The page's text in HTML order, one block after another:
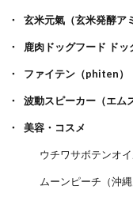
玄米元氣（玄米発酵ア
鹿肉ドッグフード ド
ファイテン（phiten）
波動スピーカー（エム
美容・コスメ
ウチワサボテンオ
ムーンピーチ（沖